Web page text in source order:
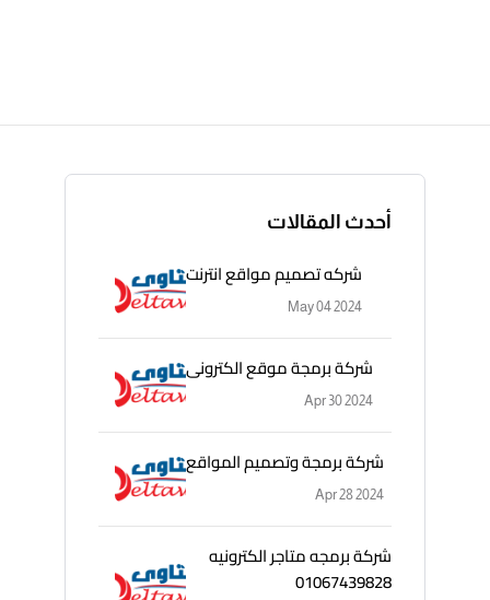
أحدث المقالات
شركه تصميم مواقع انترنت
May 04 2024
شركة برمجة موقع الكترونى
Apr 30 2024
شركة برمجة وتصميم المواقع
Apr 28 2024
شركة برمجه متاجر الكترونيه
01067439828